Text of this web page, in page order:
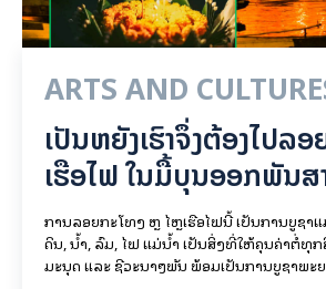
ARTS AND
ເປັນ​ຫຍັງ​ເຮົາ​ຈຶ່ງ​ຕ້ອງ​ໄປລ
ເຮືອ​ໄຟ ໃນ​ມື້​​ບຸນ​ອອກ​ພັນ​ສ
ການລອຍ​ກະ​ໂທງ ຫຼື ໄຫຼເຮືອໄຟນີ້ ເປັນການບູຊາ
ດິນ, ນໍ້າ, ລົມ, ໄຟ ແມ່ນໍ້າ ເປັນສິ່ງທີ່ໃຫ້ຄຸນຄ່າຕໍ່ທຸ
ມະນຸດ ແລະ ຊີວະນາໆພັນ ພ້ອມເປັນການບູຊາພະ